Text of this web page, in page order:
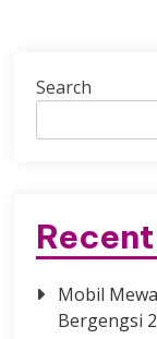
Search
Mobil
Bergengsi